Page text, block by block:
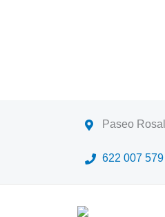
Paseo
622 007 579